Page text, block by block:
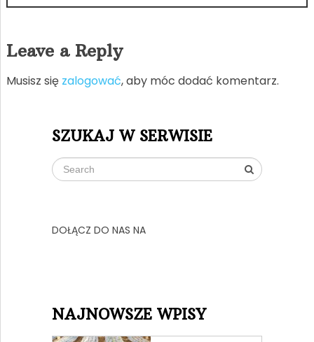
Leave a Reply
Musisz się zalogować, aby móc dodać komentarz.
SZUKAJ W SERWISIE
DOŁĄCZ DO NAS NA
NAJNOWSZE WPISY